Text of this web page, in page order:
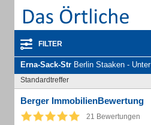
FILTER
Erna-Sack-Str Berlin Staaken - Unternehmen und Personen
Standardtreffer
Berger ImmobilienBewertung
21 Bewertungen